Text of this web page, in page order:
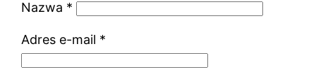
Nazwa *
Adres e-mail *